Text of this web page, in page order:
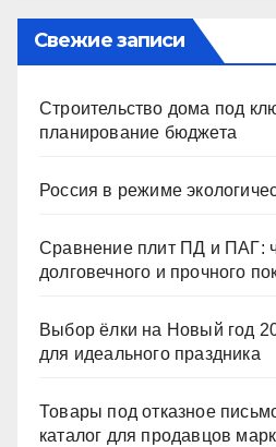
Свежие записи
Строительство дома под
планирование бюджета
Россия в режиме
Сравнение плит ПД и ПАГ:
долговечного и прочного
Выбор ёлки на Новый год
для идеального праздника
Товары под отказное
каталог для продавцов